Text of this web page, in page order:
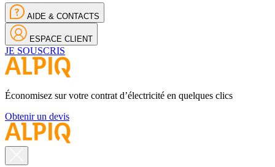
AIDE & CONTACTS
ESPACE CLIENT
JE SOUSCRIS
Économisez sur votre contrat d’électricité en quelques clics
Obtenir un devis